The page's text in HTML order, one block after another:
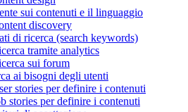
sui contenuti e il linguaggio
discovery
di ricerca (search keywords)
tramite analytics
sui forum
ai bisogni degli utenti
stories per definire i contenuti
stories per definire i contenuti